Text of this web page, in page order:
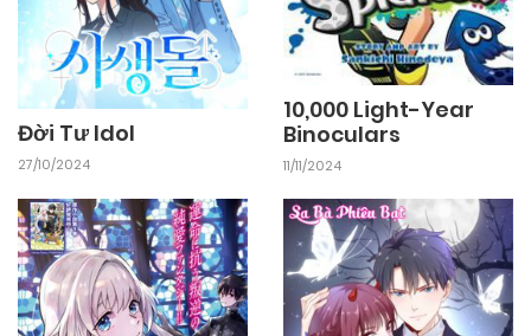
Đời Tư Idol
27/10/2024
10,000 Light-Year
Binoculars
11/11/2024